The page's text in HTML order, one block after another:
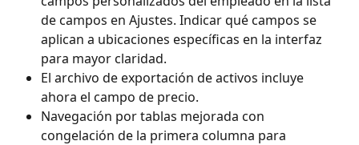
de campos en Ajustes. Indicar qué campos se
aplican a ubicaciones específicas en la interfaz
para mayor claridad.
El archivo de exportación de activos incluye
ahora el campo de precio.
Navegación por tablas mejorada con
congelación de la primera columna para